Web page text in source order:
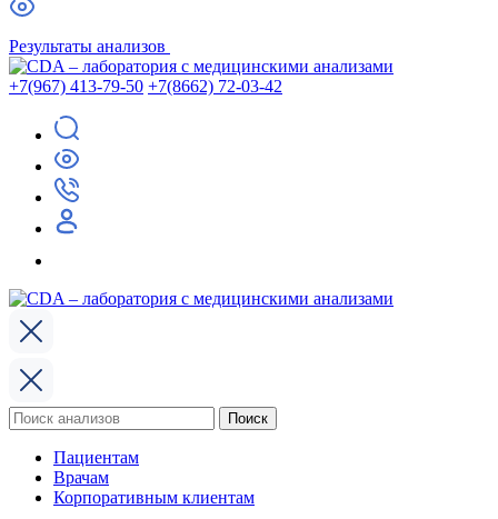
Результаты анализов
+7(967) 413-79-50 +7(8662) 72-03-42
Поиск
по:
Поиск
Пациентам
Врачам
Корпоративным клиентам